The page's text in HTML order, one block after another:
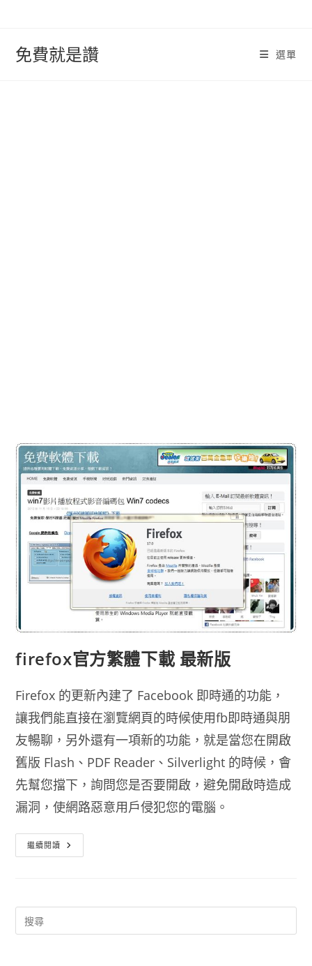
免費就是讚 選單
firefox官方繁體下載 最新版
Firefox 的更新內建了 Facebook 即時通的功能，
讓我們能直接在瀏覽網頁的時候使用fb即時通與朋
友暢聊，另外還有一項新的功能，就是當您在開啟
舊版 Flash、PDF Reader、Silverlight 的時候，會
先幫您擋下，詢問您是否要開啟，避免開啟時造成
漏洞，使網路惡意用戶侵犯您的電腦。
繼續閱讀 Firefox
官
載
版